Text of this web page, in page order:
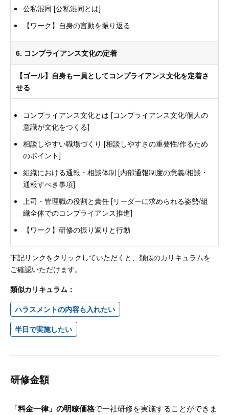
公私混同 [公私混同とは]
【ワーク】自身の言動を振り返る
6. コンプライアンス文化の定着
【ゴール】自身も一員としてコンプライアンス文化を定着さ
せる
コンプライアンス文化とは [コンプライアンス文化/個人の
意識が文化をつくる]
相談しやすい職場づくり [相談しやすさの重要性/作るため
のポイント]
組織における通報・相談体制 [内部通報制度の意義/相談・
通報すべき事項]
上司・管理職の役割と責任 [リーダーに求められる姿勢/組
織全体でのコンプライアンス推進]
【ワーク】研修の振り返りと行動
下記リンクをクリックしていただくと、類似のカリキュラムを
ご確認いただけます。
類似カリキュラム：
ハラスメントの内容も入れたい
半日で実施したい
研修金額
「料金一律」の明瞭価格で一社研修を実施することができま